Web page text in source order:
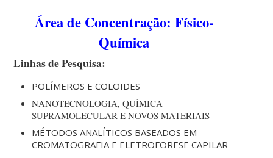
Área de Concentração: Físico-
Química
Linhas de Pesquisa:
POLÍMEROS E COLOIDES
NANOTECNOLOGIA, QUÍMICA
SUPRAMOLECULAR E NOVOS MATERIAIS
MÉTODOS ANALÍTICOS BASEADOS EM
CROMATOGRAFIA E ELETROFORESE CAPILAR